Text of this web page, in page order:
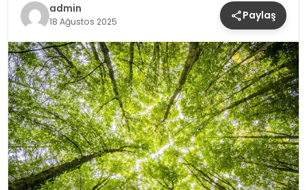
admin
18 Ağustos 2025 Paylaş